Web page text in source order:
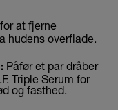
at fjerne
hudens overflade.
Påfør et par dråber
Triple Serum for
og fasthed.